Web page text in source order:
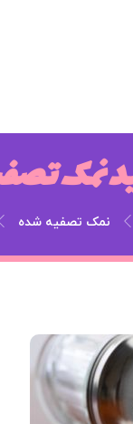
نمک
نمک تصفیه شده